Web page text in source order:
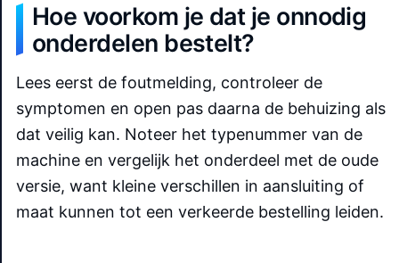
Hoe voorkom je dat je onnodig
onderdelen bestelt?
Lees eerst de foutmelding, controleer de
symptomen en open pas daarna de behuizing als
dat veilig kan. Noteer het typenummer van de
machine en vergelijk het onderdeel met de oude
versie, want kleine verschillen in aansluiting of
maat kunnen tot een verkeerde bestelling leiden.